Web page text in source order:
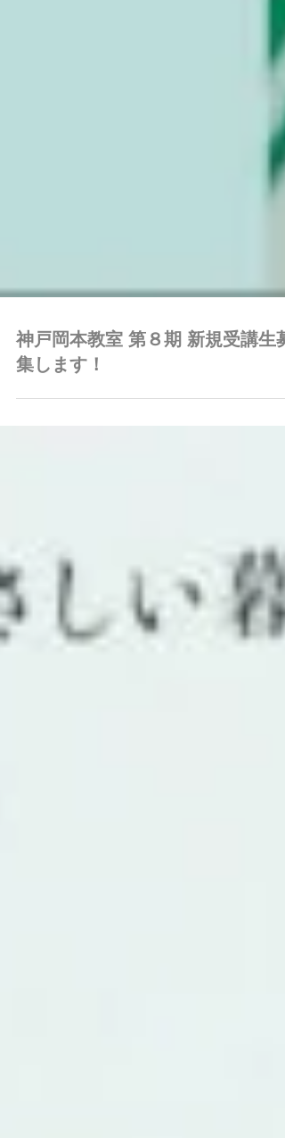
神戸岡本教室 第８期 新規受講生募
集します！